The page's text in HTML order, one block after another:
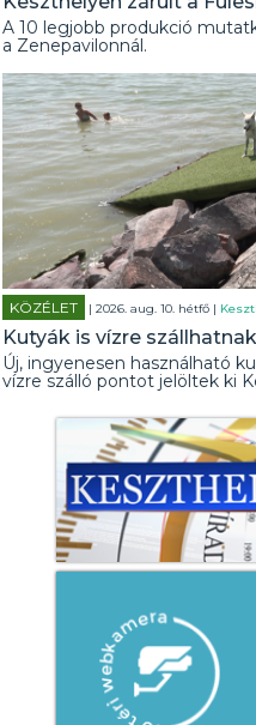
A 10 legjobb produkció
a Zenepavilonnál.
KÖZÉLET | 2026. aug. 10. hétfő |
Kutyák is vízre szállhatnak
Új, ingyenesen használható
vízre szálló pontot jelöltek ki